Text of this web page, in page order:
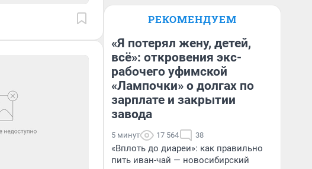
РЕКОМЕНДУЕМ
«Я потерял жену, детей,
всё»: откровения экс-
рабочего уфимской
«Лампочки» о долгах по
зарплате и закрытии
завода
5 минут 17 564 38
«Вплоть до диареи»: как правильно
пить иван-чай — новосибирский